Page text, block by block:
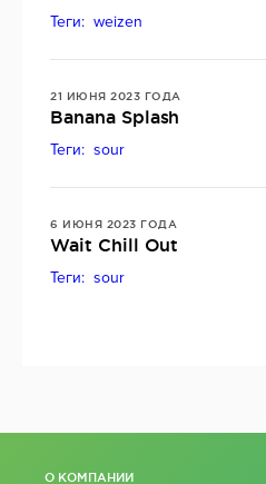
Теги: weizen
21 ИЮНЯ 2023 ГОДА
Banana Splash
Теги: sour
6 ИЮНЯ 2023 ГОДА
Wait Chill Out
Теги: sour
О КОМПАНИИ